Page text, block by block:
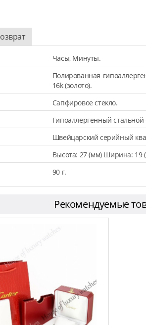
Часы, Минуты.
Полированная
16k (золото).
Сапфировое стекло.
Гипоаллергенный
Швейцарский серийный
Высота: 27 (мм) Ширина: 19
90 г.
Рекомендуемые